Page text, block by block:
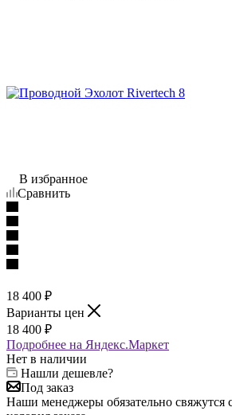
В избранное
Сравнить
18 400 ₽
Варианты цен
18 400 ₽
Подробнее на Яндекс.Маркет
Нет в наличии
Нашли дешевле?
Под заказ
Наши менеджеры обязательно свяжутся